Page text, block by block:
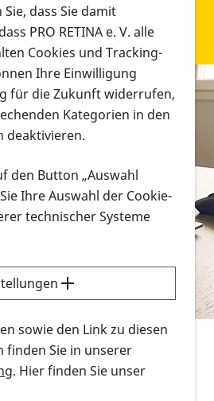
in verschiedenen
Ort
Sie nach Infonmaterial
bzw. herunterladen
sich dieErklärvideos zum
der PRO RETINA-Website
Menschen an.
Sie sämtliches Infomaterial
dass Sie damit
PRO RETINA e. V. alle
Cookies und Tracking-
Ihre Einwilligung
für die Zukunft widerrufen,
Kategorien in den
deaktivieren.
den Button „Auswahl
Ihre Auswahl der Cookie-
technischer Systeme
sowie den Link zu diesen
finden Sie in unserer
. Hier finden Sie unser